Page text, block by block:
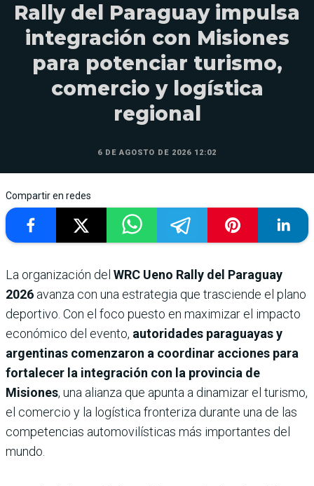
Rally del Paraguay impulsa
integración con Misiones
para potenciar turismo,
comercio y logística
regional
6 DE AGOSTO DE 2026 12:02
Compartir en redes
La organización del WRC Ueno Rally del Paraguay
2026 avanza con una estrategia que trasciende el plano
deportivo. Con el foco puesto en maximizar el impacto
económico del evento, autoridades paraguayas y
argentinas comenzaron a coordinar acciones para
fortalecer la integración con la provincia de
Misiones, una alianza que apunta a dinamizar el turismo,
el comercio y la logística fronteriza durante una de las
competencias automovilísticas más importantes del
mundo.